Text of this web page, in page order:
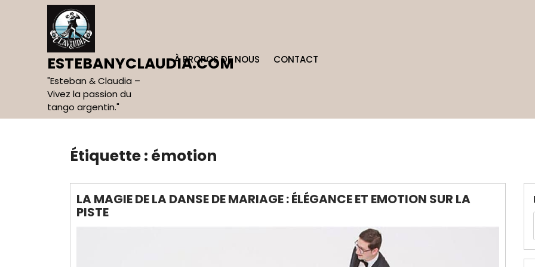
ESTEBANYCLAUDIA.COM
"Esteban & Claudia –
Vivez la passion du
tango argentin."
À PROPOS DE NOUS CONTACT
Étiquette : émotion
LA MAGIE DE LA DANSE DE MARIAGE : ÉLÉGANCE ET EMOTION SUR LA
PISTE